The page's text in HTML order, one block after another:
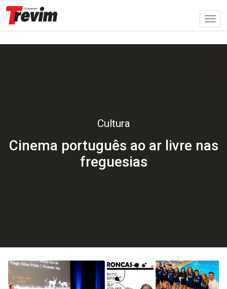
Cultura
Cinema português ao ar livre nas
freguesias